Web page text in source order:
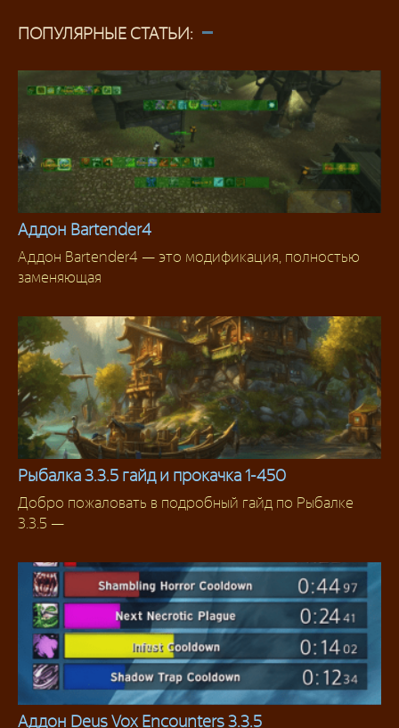
ПОПУЛЯРНЫЕ СТАТЬИ:
Аддоны 3.3.5
Аддон Bartender4
Аддон Bartender4 — это модификация, полностью
заменяющая
Рыбная ловля
Рыбалка 3.3.5 гайд и прокачка 1-450
Добро пожаловать в подробный гайд по Рыбалке
3.3.5 —
Аддон Deus Vox Encounters 3.3.5